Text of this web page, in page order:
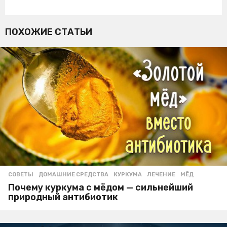
ПОХОЖИЕ СТАТЬИ
СОВЕТЫ ДОМАШНИЕ СРЕДСТВА ,КУРКУМА ,ЛЕЧЕНИЕ ,МЁД
Почему куркума с мёдом — сильнейший
природный антибиотик